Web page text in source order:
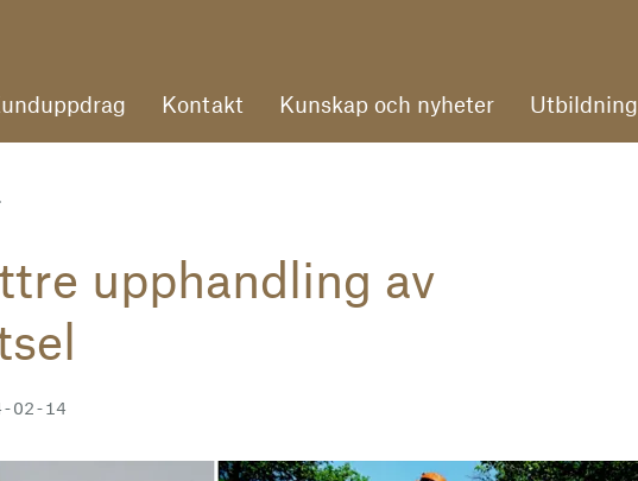
Kontakt Kunskap och nyheter Utbildning
upphandling av
14